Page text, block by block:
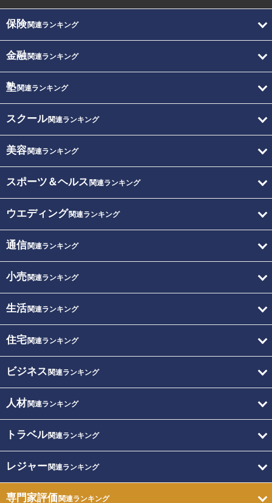
保険関連ランキング
金融関連ランキング
塾関連ランキング
スクール関連ランキング
美容関連ランキング
スポーツ＆ヘルス 関連ランキング
ウエディング関連ランキング
通信関連ランキング
小売関連ランキング
生活関連ランキング
住宅関連ランキング
ビジネス 関連ランキング
人材関連ランキング
トラベル関連ランキング
レジャー関連ランキング
専門家評価関連ランキング